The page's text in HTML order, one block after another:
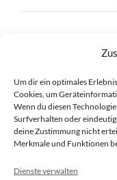
Um dir ein optimales
Cookies, um
Wenn du diesen
Surfverhalten oder
deine Zustimmung nicht
Merkmale und Funktionen
Dienste verwalten